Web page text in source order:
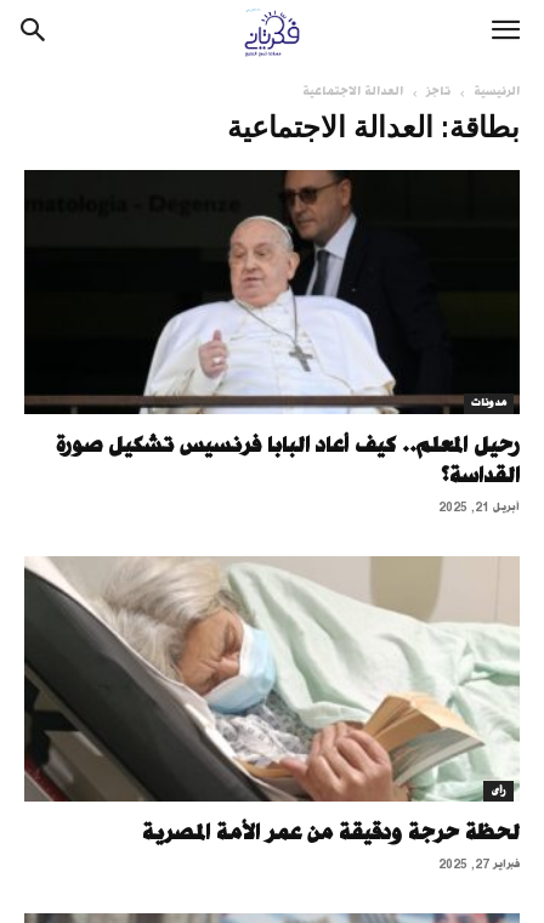
الرئيسية تاجز العدالة الاجتماعية
بطاقة: العدالة الاجتماعية
مدونات
رحيل المُعلم.. كيف أعاد البابا فرنسيس تشكيل صورة
القداسة؟
أبريل 21, 2025
رأى
لحظة حرجة ودقيقة من عمر الأمة المصرية
فبراير 27, 2025